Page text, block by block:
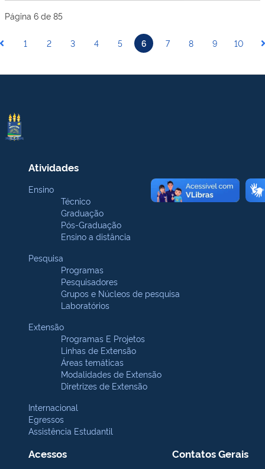
Página 6 de 85
1 2 3 4 5 6 7 8 9 10
Atividades
Ensino
Técnico
Graduação
Pós-Graduação
Ensino a distância
Pesquisa
Programas
Pesquisadores
Grupos e Núcleos de pesquisa
Laboratórios
Extensão
Programas E Projetos
Linhas de Extensão
Áreas temáticas
Modalidades de Extensão
Diretrizes de Extensão
Internacional
Egressos
Assistência Estudantil
Acessos Contatos Gerais